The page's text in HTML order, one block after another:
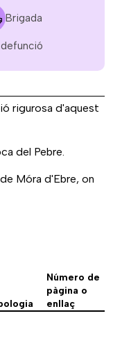
Brigada
rigurosa d'aquest
del Pebre.
Móra d'Ebre, on
Número de
pàgina o
enllaç